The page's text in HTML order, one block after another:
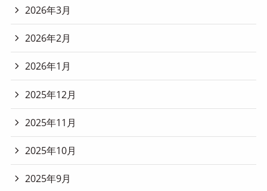
2026年3月
2026年2月
2026年1月
2025年12月
2025年11月
2025年10月
2025年9月